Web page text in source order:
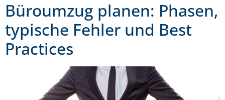
Büroumzug planen: Phasen,
typische Fehler und Best
Practices